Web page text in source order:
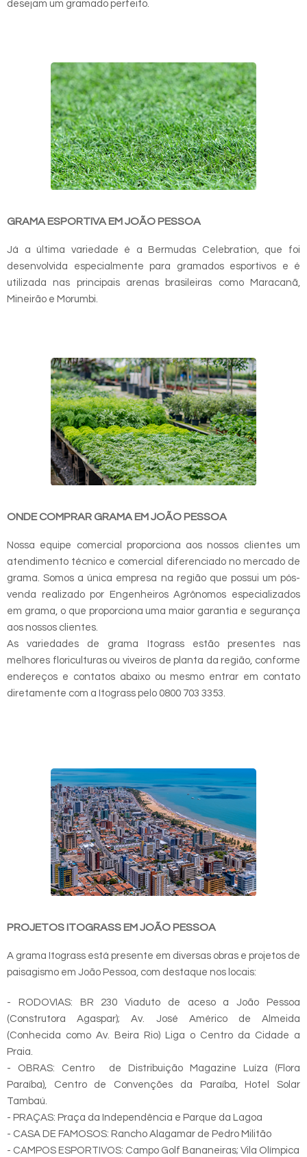
desejam um gramado perfeito.
GRAMA ESPORTIVA EM JOÃO PESSOA
Já a última variedade é a Bermudas Celebration, que foi
desenvolvida especialmente para gramados esportivos e é
utilizada nas principais arenas brasileiras como Maracanã,
Mineirão e Morumbi.
ONDE COMPRAR GRAMA EM JOÃO PESSOA
Nossa equipe comercial proporciona aos nossos clientes um
atendimento técnico e comercial diferenciado no mercado de
grama. Somos a única empresa na região que possui um pós-
venda realizado por Engenheiros Agrônomos especializados
em grama, o que proporciona uma maior garantia e segurança
aos nossos clientes.
As variedades de grama Itograss estão presentes nas
melhores floriculturas ou viveiros de planta da região, conforme
endereços e contatos abaixo ou mesmo entrar em contato
diretamente com a Itograss pelo 0800 703 3353.
PROJETOS ITOGRASS EM JOÃO PESSOA
A grama Itograss está presente em diversas obras e projetos de
paisagismo em João Pessoa, com destaque nos locais:
- RODOVIAS: BR 230 Viaduto de aceso a João Pessoa
(Construtora Agaspar); Av. José Américo de Almeida
(Conhecida como Av. Beira Rio) Liga o Centro da Cidade a
Praia.
- OBRAS: Centro de Distribuição Magazine Luíza (Flora
Paraíba), Centro de Convenções da Paraíba, Hotel Solar
Tambaú.
- PRAÇAS: Praça da Independência e Parque da Lagoa
- CASA DE FAMOSOS: Rancho Alagamar de Pedro Militão
- CAMPOS ESPORTIVOS: Campo Golf Bananeiras; Vila Olímpica